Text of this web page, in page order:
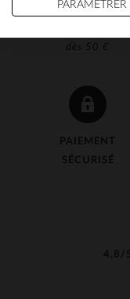
dès 50 €
PAIEMENT
SÉCURISÉ
4,8/
PARAMÉTRER